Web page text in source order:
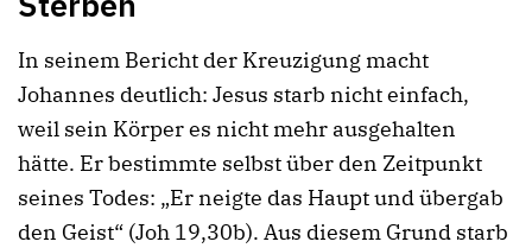
In seinem Bericht der Kreuzigung macht
Johannes deutlich: Jesus starb nicht einfach,
weil sein Körper es nicht mehr ausgehalten
hätte. Er bestimmte selbst über den Zeitpunkt
seines Todes: „Er neigte das Haupt und übergab
den Geist“ (Joh 19,30b). Aus diesem Grund starb